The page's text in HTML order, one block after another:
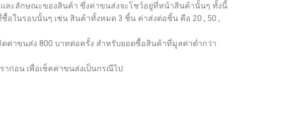
และลักษณะของสินค้า ซึ่งค่าขนส่งจะโชว์อยู่ที่หน้าสินค้านั้นๆ ทั้งนี้
ในรอบนั้นๆ เช่น สินค้าทั้งหมด 3 ชิ้น ค่าส่งต่อชิ้น คือ 20 , 50 ,
ค่าขนส่ง 800 บาทต่อครั้ง สำหรับยอดซื้อสินค้าที่มูลค่าต่ำกว่า
าก่อน เพื่อเช็คค่าขนส่งเป็นกรณีไป